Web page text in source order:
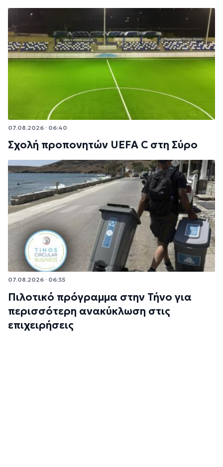
07.08.2026 · 06:40
Σχολή προπονητών UEFA C στη Σύρο
07.08.2026 · 06:35
Πιλοτικό πρόγραμμα στην Τήνο για
περισσότερη ανακύκλωση στις
επιχειρήσεις